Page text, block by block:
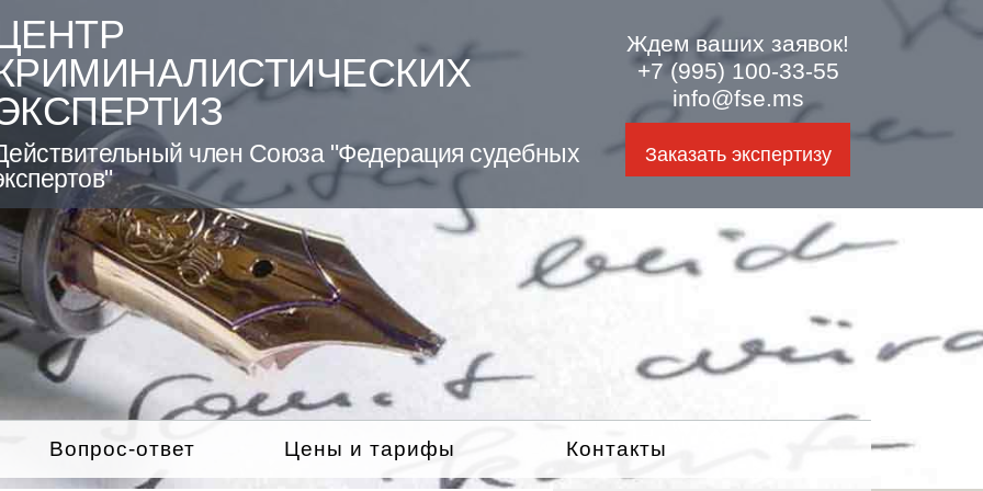
член Союза "Федерация судебных
Ждем ваших заявок!
+7 (995) 100-33-55
info@fse.ms
Заказать экспертизу
Вопрос-ответ Цены и тарифы Контакты